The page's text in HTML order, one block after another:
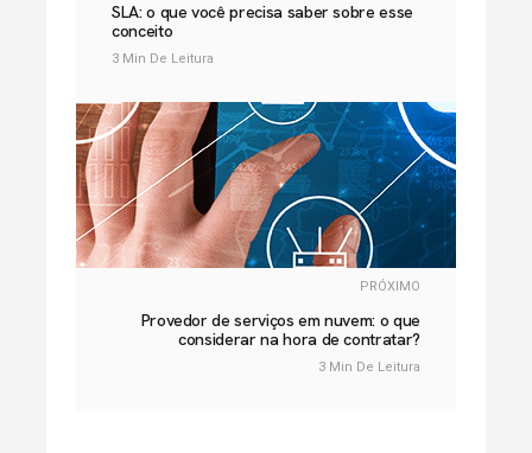
SLA: o que você precisa saber sobre esse
conceito
3 Min De Leitura
PRÓXIMO
Provedor de serviços em nuvem: o que
considerar na hora de contratar?
3 Min De Leitura